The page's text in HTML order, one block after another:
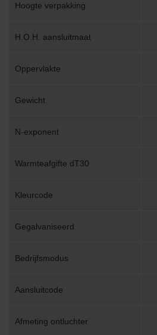
Hoogte verpakking
H.O.H. aansluitmaat
Oppervlakte
Gewicht
N-exponent
Warmteafgifte dT30
Kleurcode
Gegalvaniseerd
Bedrijfsmodus
Aansluitcode
Afmeting ontluchter